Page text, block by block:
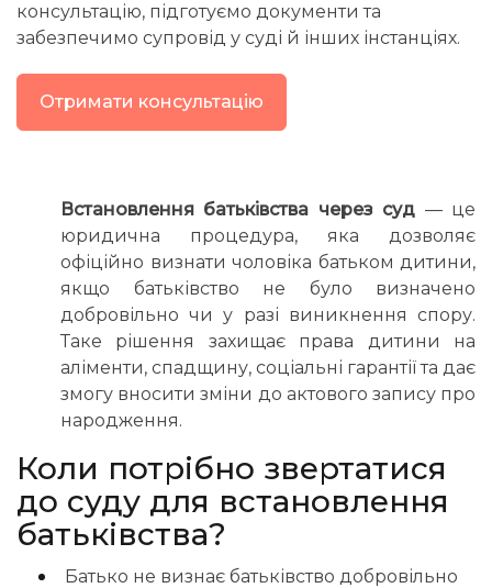
консультацію, підготуємо документи та
забезпечимо супровід у суді й інших інстанціях.
Отримати консультацію
Встановлення батьківства через суд — це
юридична процедура, яка дозволяє
офіційно визнати чоловіка батьком дитини,
якщо батьківство не було визначено
добровільно чи у разі виникнення спору.
Таке рішення захищає права дитини на
аліменти, спадщину, соціальні гарантії та дає
змогу вносити зміни до актового запису про
народження.
Коли потрібно звертатися
до суду для встановлення
батьківства?
Батько не визнає батьківство добровільно